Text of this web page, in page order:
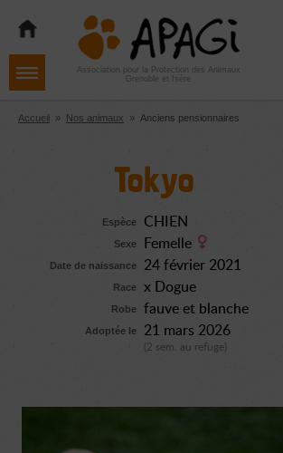
navigation
contenu
Aller
pied
de
Association pour la Protection des Animaux
Grenoble et Isère
Accueil » Nos animaux » Anciens pensionnaires
Tokyo
Espèce CHIEN
Sexe Femelle
Date de naissance 24 février 2021
Race x Dogue
Robe fauve et blanche
Adoptée le 21 mars 2026
(2 sem. au refuge)